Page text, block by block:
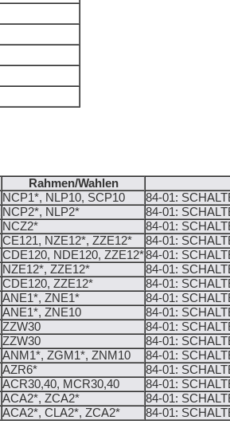
Rahmen/Wahlen
NCP1*, NLP10, SCP10
84-01:
NCP2*, NLP2*
84-01:
NCZ2*
84-01:
CE121, NZE12*, ZZE12*
84-01:
CDE120, NDE120, ZZE12*84-01:
NZE12*, ZZE12*
84-01:
CDE120, ZZE12*
84-01:
ANE1*, ZNE1*
84-01:
ANE1*, ZNE10
84-01:
ZZW30
84-01:
ZZW30
84-01:
ANM1*, ZGM1*, ZNM10
84-01:
AZR6*
84-01:
ACR30,40, MCR30,40
84-01:
ACA2*, ZCA2*
84-01:
ACA2*, CLA2*, ZCA2* 84-01: